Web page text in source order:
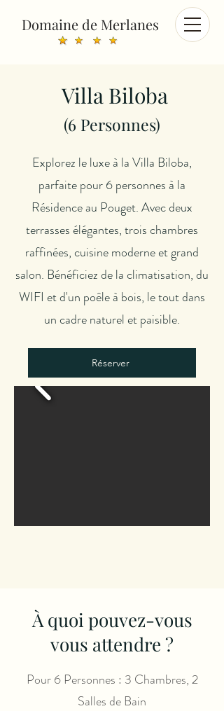
Domaine de Merlanes
Villa Biloba
(6 Personnes)
Explorez le luxe à la Villa Biloba,
parfaite pour 6 personnes à la
Résidence au Pouget. Avec deux
terrasses élégantes, trois chambres
raffinées, cuisine moderne et grand
salon. Bénéficiez de la climatisation, du
WIFI et d'un poêle à bois, le tout dans
un cadre naturel et paisible.
Réserver
À quoi pouvez-vous
vous attendre ?
Pour 6 Personnes : 3 Chambres, 2
Salles de Bain